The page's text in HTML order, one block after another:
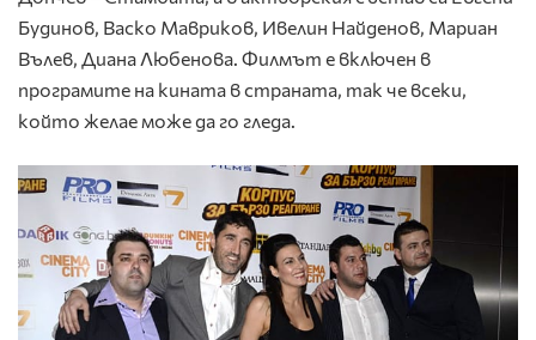
Будинов, Васко Мавриков, Ивелин Найденов, Мариан
Вълев, Диана Любенова. Филмът е включен в
програмите на кината в страната, так че всеки,
който желае може да го гледа.